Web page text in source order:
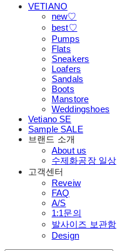
VETIANO
new♡
best♡
Pumps
Flats
Sneakers
Loafers
Sandals
Boots
Manstore
Weddingshoes
Vetiano SE
Sample SALE
브랜드 소개
About us
수제화공장 일상
고객센터
Reveiw
FAQ
A/S
1:1문의
발사이즈 보관함
Design